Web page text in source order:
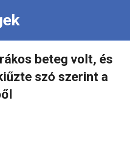
beteg volt, és
szó szerint a